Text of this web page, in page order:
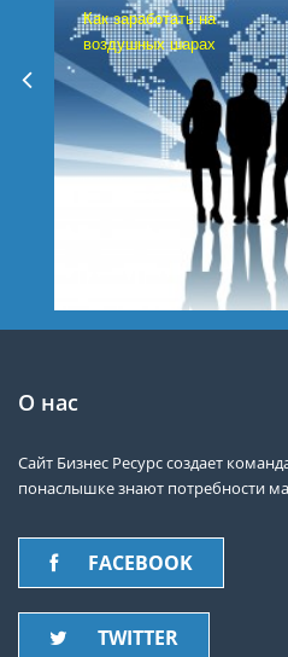
Как заработать на
воздушных шарах
О нас
Сайт Бизнес Ресурс создает
понаслышке знают потребности
FACEBOOK
TWITTER